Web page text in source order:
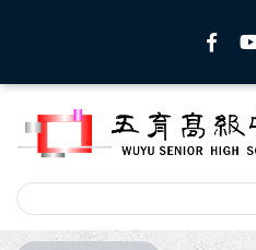
內
Search
Search